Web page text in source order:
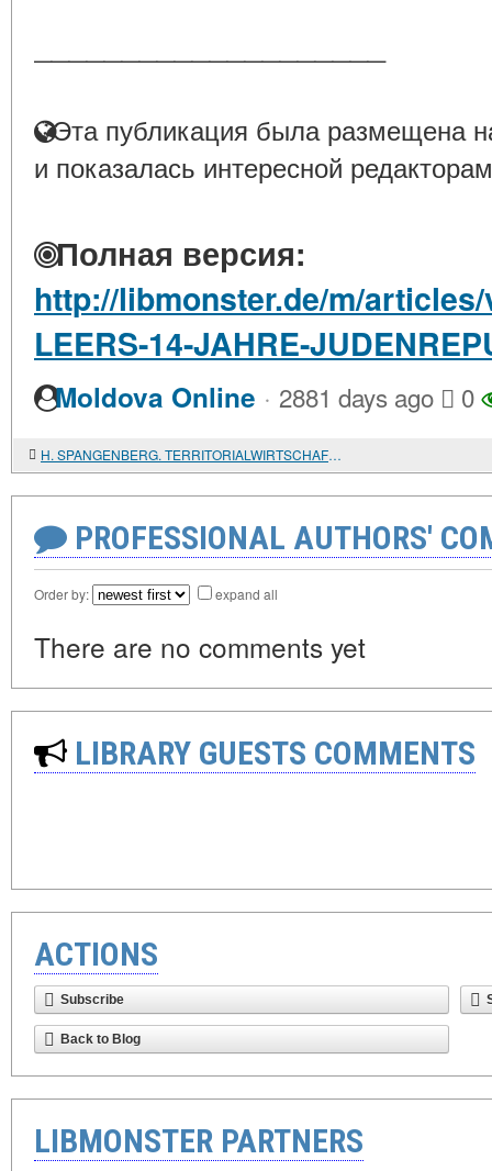
Эта публикация была размещена
и показалась интересной
Полная версия:
http://libmonster.de/m/articles/
LEERS-14-JAHRE-
Moldova Online · 2881 days ago 0
H. SPANGENBERG. TERRITORIALWIRTSCHAFT UND STADTWIRTSCHAFT
PROFESSIONAL AUTHORS'
Order by: expand all
There are no comments yet
LIBRARY GUESTS COMMENTS
ACTIONS
Subscribe
Back to Blog
LIBMONSTER PARTNERS